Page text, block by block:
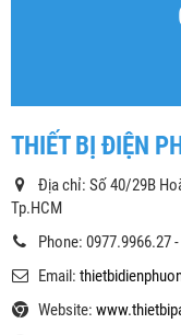
THIẾT BỊ ĐIỆN
Địa chỉ: Số 40/29B
Tp.HCM
Phone: 0977.9966.27
Email:
Website: